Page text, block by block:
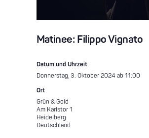
Matinee: Filippo Vignato
Datum und Uhrzeit
Donnerstag, 3. Oktober 2024 ab 11:00
Ort
Grün & Gold
Am Karlstor 1
Heidelberg
Deutschland